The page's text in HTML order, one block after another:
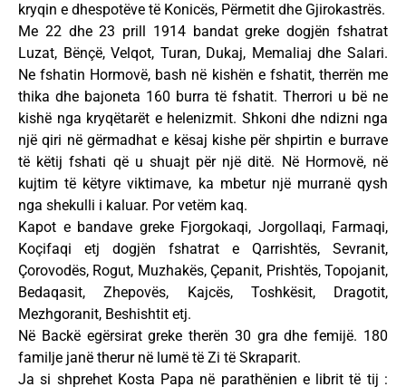
kryqin e dhespotëve të Konicës, Përmetit dhe Gjirokastrës.
Me 22 dhe 23 prill 1914 bandat greke dogjën fshatrat
Luzat, Bënçë, Velqot, Turan, Dukaj, Memaliaj dhe Salari.
Ne fshatin Hormovë, bash në kishën e fshatit, therrën me
thika dhe bajoneta 160 burra të fshatit. Therrori u bë ne
kishë nga kryqëtarët e helenizmit. Shkoni dhe ndizni nga
një qiri në gërmadhat e kësaj kishe për shpirtin e burrave
të këtij fshati që u shuajt për një ditë. Në Hormovë, në
kujtim të këtyre viktimave, ka mbetur një murranë qysh
nga shekulli i kaluar. Por vetëm kaq.
Kapot e bandave greke Fjorgokaqi, Jorgollaqi, Farmaqi,
Koçifaqi etj dogjën fshatrat e Qarrishtës, Sevranit,
Çorovodës, Rogut, Muzhakës, Çepanit, Prishtës, Topojanit,
Bedaqasit, Zhepovës, Kajcës, Toshkësit, Dragotit,
Mezhgoranit, Beshishtit etj.
Në Backë egërsirat greke therën 30 gra dhe femijë. 180
familje janë therur në lumë të Zi të Skraparit.
Ja si shprehet Kosta Papa në parathënien e librit të tij :